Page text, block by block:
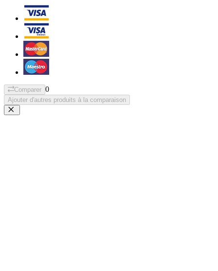
Comparer 0
Ajouter d'autres produits à la comparaison